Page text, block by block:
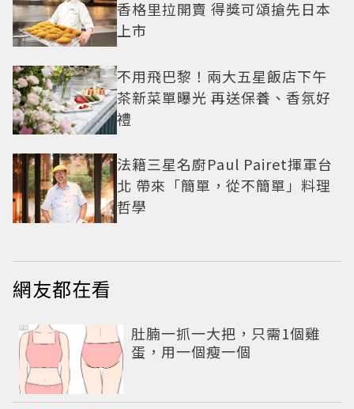
香格里拉開賣 得獎可頌搶先日本
上市
不用飛巴黎！兩大五星飯店下午
茶新菜單曝光 再送保養、香氛好
禮
法籍三星名廚Paul Pairet揮軍台
北 帶來「簡單，從不簡單」料理
哲學
網友都在看
肚腩一抓一大把，只需1個雞
蛋，用一個瘦一個
PR